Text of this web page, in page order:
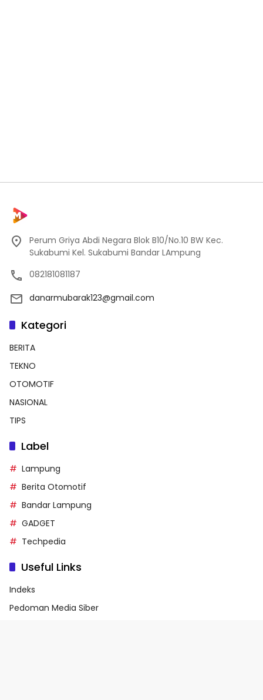
Perum Griya Abdi Negara Blok B10/No.10 BW Kec.
Sukabumi Kel. Sukabumi Bandar LAmpung
082181081187
danarmubarak123@gmail.com
Kategori
BERITA
TEKNO
OTOMOTIF
NASIONAL
TIPS
Label
Lampung
Berita Otomotif
Bandar Lampung
GADGET
Techpedia
Useful Links
Indeks
Pedoman Media Siber